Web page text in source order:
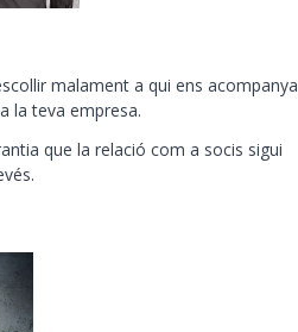
malament a qui ens acompanya
la teva empresa.
que la relació com a socis sigui